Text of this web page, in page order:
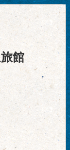
館